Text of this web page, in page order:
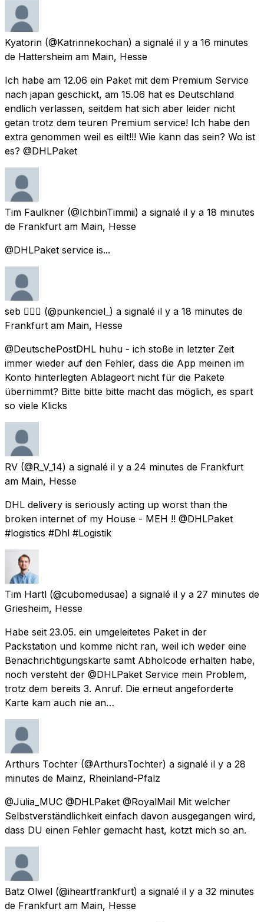
Kyatorin (@Katrinnekochan) a signalé il y a 16 minutes
de Hattersheim am Main, Hesse
Ich habe am 12.06 ein Paket mit dem Premium Service
nach japan geschickt, am 15.06 hat es Deutschland
endlich verlassen, seitdem hat sich aber leider nicht
getan trotz dem teuren Premium service! Ich habe den
extra genommen weil es eilt!!! Wie kann das sein? Wo ist
es? @DHLPaket
Tim Faulkner (@IchbinTimmii) a signalé il y a 18 minutes
de Frankfurt am Main, Hesse
@DHLPaket service is...
seb 🙋🏼‍♂️ (@punkenciel_) a signalé il y a 18 minutes de
Frankfurt am Main, Hesse
@DeutschePostDHL huhu - ich stoße in letzter Zeit
immer wieder auf den Fehler, dass die App meinen im
Konto hinterlegten Ablageort nicht für die Pakete
übernimmt? Bitte bitte bitte macht das möglich, es spart
so viele Klicks
RV (@R_V_14) a signalé il y a 24 minutes de Frankfurt
am Main, Hesse
DHL delivery is seriously acting up worst than the
broken internet of my House - MEH !! @DHLPaket
#logistics #Dhl #Logistik
Tim Hartl (@cubomedusae) a signalé il y a 27 minutes de
Griesheim, Hesse
Habe seit 23.05. ein umgeleitetes Paket in der
Packstation und komme nicht ran, weil ich weder eine
Benachrichtigungskarte samt Abholcode erhalten habe,
noch versteht der @DHLPaket Service mein Problem,
trotz dem bereits 3. Anruf. Die erneut angeforderte
Karte kam auch nie an…
Arthurs Tochter (@ArthursTochter) a signalé il y a 28
minutes de Mainz, Rheinland-Pfalz
@Julia_MUC @DHLPaket @RoyalMail Mit welcher
Selbstverständlichkeit einfach davon ausgegangen wird,
dass DU einen Fehler gemacht hast, kotzt mich so an.
Batz Olwel (@iheartfrankfurt) a signalé il y a 32 minutes
de Frankfurt am Main, Hesse